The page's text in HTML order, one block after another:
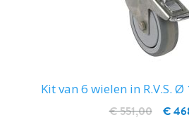
Kit van 6 wielen in R.V.S.
€
€ 551,00